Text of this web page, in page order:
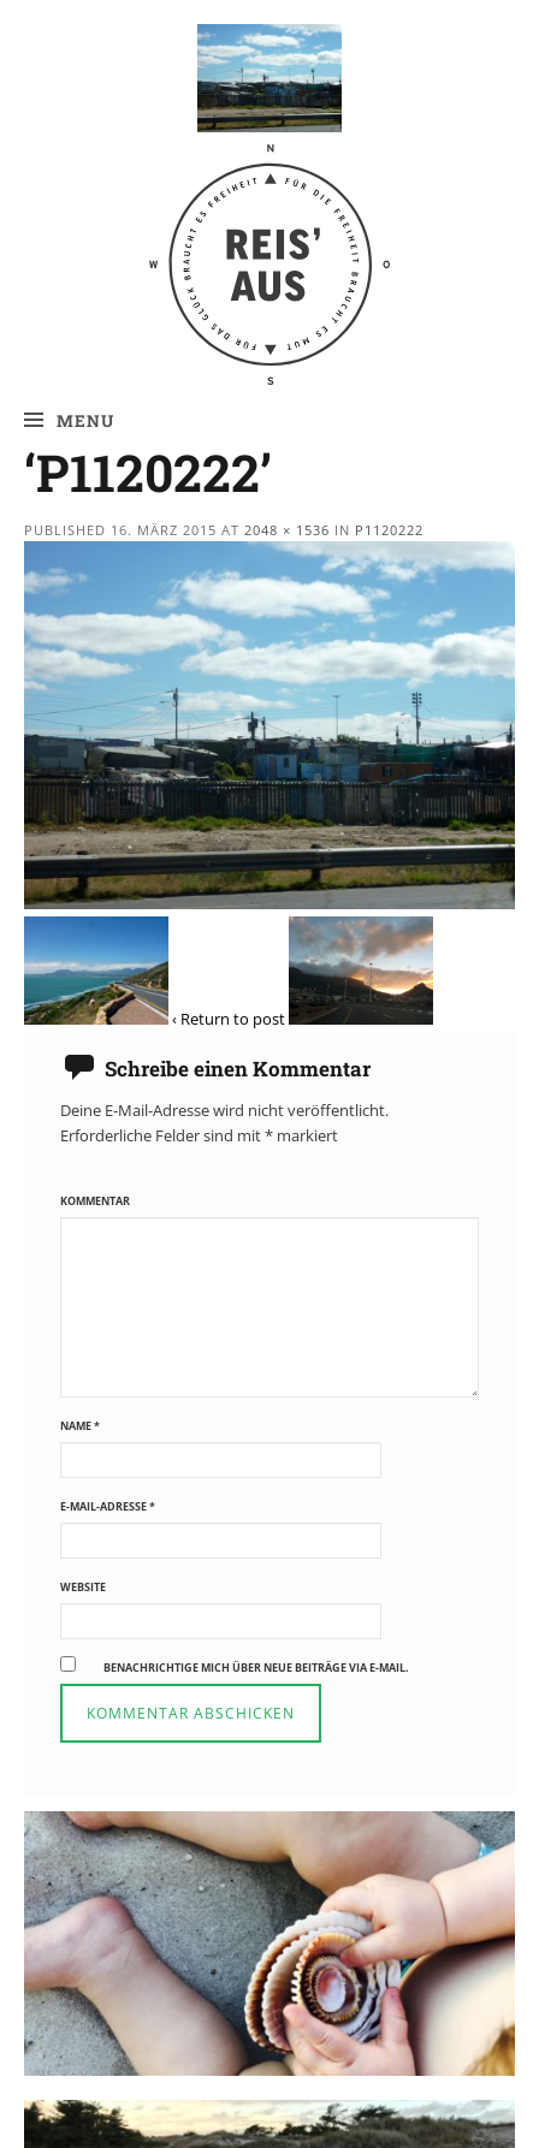
Reis' aus –
Reiseblog
MENU
‘P1120222’
PUBLISHED 16. MÄRZ 2015 AT 2048 × 1536 IN P1120222
‹ Return to post
Schreibe einen Kommentar
Deine E-Mail-Adresse wird nicht veröffentlicht.
Erforderliche Felder sind mit* markiert
KOMMENTAR
NAME*
E-MAIL-ADRESSE*
WEBSITE
BENACHRICHTIGE MICH ÜBER NEUE BEITRÄGE VIA E-MAIL.
Reisen in der Elternzeit
16. SEPTEMBER 2019